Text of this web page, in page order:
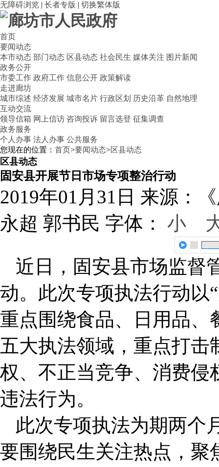
无障碍浏览 | 长者专版 | 切换繁体版
首页
要闻动态
本市动态 部门动态 区县动态 社会民生 媒体关注 图片新闻
政务公开
市委工作 政府工作 信息公开 政策解读
走进廊坊
城市综述 经济发展 城市名片 行政区划 历史沿革 自然地理
互动交流
领导信箱 网上信访 咨询投诉 留言选登 征集调查
政务服务
个人办事 法人办事 公共服务
您现在的位置： 首页>要闻动态>区县动态
区县动态
固安县开展节日市场专项整治行动
2019年01月31日 来源：
永超 郭书民 字体： 小
近日，固安县市场监督
动。此次专项执法行动以
重点围绕食品、日用品、
五大执法领域，重点打
权、不正当竞争、消费侵
违法行为。
此次专项执法为期两个
要围绕民生关注热点，聚